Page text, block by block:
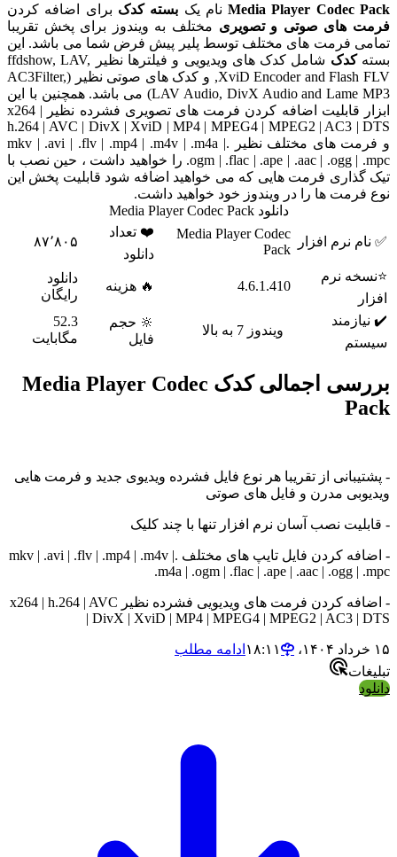
Media Player نام یکبسته کدکبرای اضافه کردن
های صوتی و تصویریمختلف به ویندوز برای پخش تقریبا
فرمت های مختلف توسط پلیر پیش فرض شما می باشد. این
کدک
شامل کدک های ویدیویی و فیلترها نظیر ffdshow, LAV,
XviD Encoder and Flash FLV, و کدک های صوتی نظیر (AC3Filter,
LAV Audio, DivX Audio and Lame MP3) می باشد. همچنین با این
ابزار قابلیت اضافه کردن فرمت های تصویری فشرده نظیر x264 |
h.264 | AVC | DivX | XviD | MP4 | MPEG4 | MPEG2 | AC3
و فرمت های مختلف نظیر .mkv | .avi | .flv | .mp4 | .m4v | .m4a |
.ogm | .flac | .ape | .aac | .ogg | .mpc را خواهید داشت ، حین نصب با
فرمت هایی که می خواهید اضافه شود قابلیت پخش این
ها را در ویندوز خود خواهید داشت.
نرم افزار
Media Player Codec
Pack
❤️ تعداد
۸۷٬۸۰۵
نرم
4.6.1.410 🔥 هزینه
رایگان
🔆 حجم
52.3
مگابایت
بررسی اجمالی کدک Media Player Codec
از تقریبا هر نوع فایل فشرده ویدیوی جدید و فرمت هایی
مدرن و فایل های صوتی
نصب آسان نرم افزار تنها با چند کلیک
- اضافه کردن فایل تایپ های مختلف .mkv | .avi | .flv | .mp4 | .m4v |
.m4a | .ogm | .flac | .ape | .aac | .ogg
- اضافه کردن فرمت های ویدیویی فشرده نظیر x264 | h.264 | AVC
| DivX | XviD | MP4 | MPEG4 | MPEG2 | AC3
ادامه مطلب